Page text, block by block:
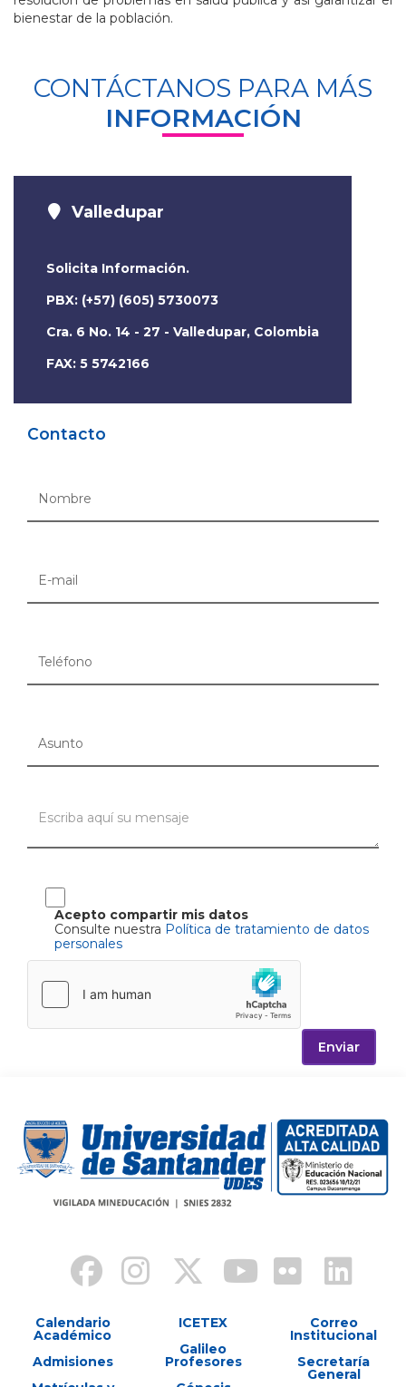
bienestar de la población.
CONTÁCTANOS PARA MÁS
INFORMACIÓN
Valledupar
Solicita Información.
PBX: (+57) (605) 5730073
Cra. 6 No. 14 - 27 - Valledupar, Colombia
FAX: 5 5742166
Contacto
Acepto compartir mis datos
Consulte nuestra Política de tratamiento de datos
personales
Enviar
Calendario
Académico
Admisiones
ICETEX
Galileo
Profesores
Correo
Institucional
Secretaría
General